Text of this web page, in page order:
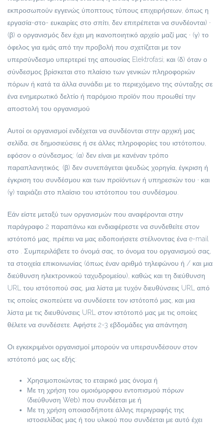
εκπροσωπούν εγγενώς ύποπτους τύπους επιχειρήσεων, όπως η
εργασία-στο- ευκαιρίες στο σπίτι, δεν επιτρέπεται να συνδέονται) ·
(β) ο οργανισμός δεν έχει μη ικανοποιητικό αρχείο μαζί μας · (γ) το
όφελος για εμάς από την προβολή που σχετίζεται με τον
υπερσύνδεσμο υπερτερεί της απουσίας Elektrofasi; και (δ) όταν ο
σύνδεσμος βρίσκεται στο πλαίσιο των γενικών πληροφοριών
πόρων ή κατά τα άλλα συνάδει με το περιεχόμενο της σύνταξης σε
ένα ενημερωτικό δελτίο ή παρόμοιο προϊόν που προωθεί την
αποστολή του οργανισμού
Αυτοί οι οργανισμοί ενδέχεται να συνδέονται στην αρχική μας
σελίδα, σε δημοσιεύσεις ή σε άλλες πληροφορίες του ιστότοπου,
εφόσον ο σύνδεσμος: (α) δεν είναι με κανέναν τρόπο
παραπλανητικός. (β) δεν συνεπάγεται ψευδώς χορηγία, έγκριση ή
έγκριση του συνδέσμου και των προϊόντων ή υπηρεσιών του · και
(γ) ταιριάζει στο πλαίσιο του ιστότοπου του συνδέσμου.
Εάν είστε μεταξύ των οργανισμών που αναφέρονται στην
παράγραφο 2 παραπάνω και ενδιαφέρεστε να συνδεθείτε στον
ιστότοπό μας, πρέπει να μας ειδοποιήσετε στέλνοντας ένα e-mail
στο
. Συμπεριλάβετε το όνομά σας, το όνομα του οργανισμού σας,
τα στοιχεία επικοινωνίας (όπως έναν αριθμό τηλεφώνου ή / και μια
διεύθυνση ηλεκτρονικού ταχυδρομείου), καθώς και τη διεύθυνση
URL του ιστότοπού σας, μια λίστα με τυχόν διευθύνσεις URL από
τις οποίες σκοπεύετε να συνδέσετε τον ιστότοπό μας, και μια
λίστα με τις διευθύνσεις URL στον ιστότοπό μας με τις οποίες
θέλετε να συνδέσετε. Αφήστε 2-3 εβδομάδες για απάντηση.
Οι εγκεκριμένοι οργανισμοί μπορούν να υπερσυνδέσουν στον
ιστότοπό μας ως εξής:
Χρησιμοποιώντας το εταιρικό μας όνομα ή
Με τη χρήση του ομοιόμορφου εντοπισμού πόρων
(διεύθυνση Web) που συνδέεται με ή
Με τη χρήση οποιασδήποτε άλλης περιγραφής της
ιστοσελίδας μας ή του υλικού που συνδέεται με αυτό έχει